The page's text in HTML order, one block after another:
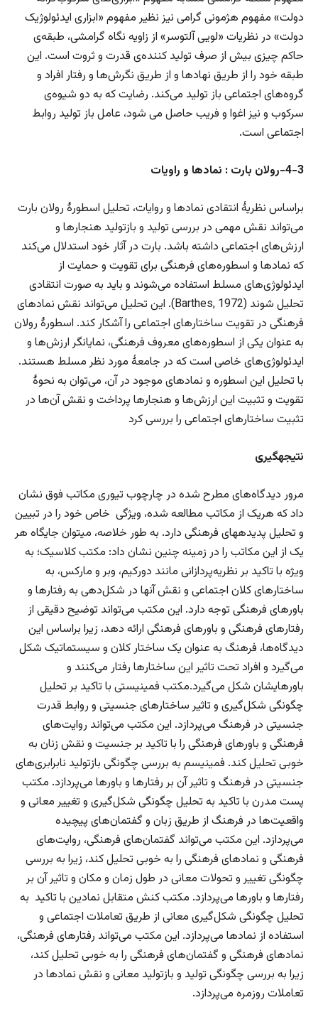
دولت» مفهوم هژمونی گرامی نیز نظیر مفهوم «ابزاری ایدئولوژیک
دولت» در نظریات «لویی آلتوسر» از زاویه نگاه گرامشی، طبقه‌ی
حاکم چیزی بیش از صرف تولید کننده‌ی قدرت و ثروت است. این
طبقه خود را از طریق نهادها و از طریق نگرش‌ها و رفتار افراد و
گروه‌های اجتماعی باز تولید می‌کند. رضایت که به دو شیوه‌ی
سرکوب و نیز اغوا و فریب حاصل می شود، عامل باز تولید روابط
اجتماعی است.
4-3-رولان بارت : نماد‌ها و راویات
براساس نظریهٔ انتقادی نمادها و روایات، تحلیل اسطورهٔ رولان بارت
می‌تواند نقش مهمی در بررسی تولید و بازتولید هنجارها و
ارزش‌های اجتماعی داشته باشد. بارت در آثار خود استدلال می‌کند
که نمادها و اسطوره‌های فرهنگی برای تقویت و حمایت از
ایدئولوژی‌های مسلط استفاده می‌شوند و باید به صورت انتقادی
تحلیل شوند (Barthes, 1972). این تحلیل می‌تواند نقش نمادهای
فرهنگی در تقویت ساختارهای اجتماعی را آشکار کند. اسطورهٔ رولان
به عنوان یکی از اسطوره‌های معروف فرهنگی، نمایانگر ارزش‌ها و
ایدئولوژی‌های خاصی است که در جامعهٔ مورد نظر مسلط هستند.
با تحلیل این اسطوره و نمادهای موجود در آن، می‌توان به نحوهٔ
تقویت و تثبیت این ارزش‌ها و هنجارها پرداخت و نقش آن‌ها در
تثبیت ساختارهای اجتماعی را بررسی کرد
نتیجه­گیری
مرور دیدگاه‌های مطرح شده در چارچوب تیوری مکاتب فوق نشان
داد که هریک از مکاتب مطالعه شده، ویژگی خاص خود را در تبیین
و تحلیل پدیده­های فرهنگی دارد. به طور خلاصه، می­توان جایگاه هر
یک از این مکاتب را در زمینه چنین نشان داد: مکتب کلاسیک؛ به
ویژه با تاکید بر نظریه‌پردازانی مانند دورکیم، وبر و مارکس، به
ساختارهای کلان اجتماعی و نقش آنها در شکل‌دهی به رفتارها و
باورهای فرهنگی توجه دارد. این مکتب می‌تواند توضیح دقیقی از
رفتارهای فرهنگی و باورهای فرهنگی ارائه دهد، زیرا براساس این
دیدگاه‌ها، فرهنگ به عنوان یک ساختار کلان و سیستماتیک شکل
می‌گیرد و افراد تحت تاثیر این ساختارها رفتار می‌کنند و
باورهایشان شکل می‌گیرد.مکتب فمینیستی با تاکید بر تحلیل
چگونگی شکل‌گیری و تاثیر ساختارهای جنسیتی و روابط قدرت
جنسیتی در فرهنگ می‌پردازد. این مکتب می‌تواند روایت‌های
فرهنگی و باورهای فرهنگی را با تاکید بر جنسیت و نقش زنان به
خوبی تحلیل کند. فمینیسم به بررسی چگونگی بازتولید نابرابری‌های
جنسیتی در فرهنگ و تاثیر آن بر رفتارها و باورها می‌پردازد. مکتب
پست مدرن با تاکید به تحلیل چگونگی شکل‌گیری و تغییر معانی و
واقعیت‌ها در فرهنگ از طریق زبان و گفتمان‌های پیچیده
می‌پردازد. این مکتب می‌تواند گفتمان‌های فرهنگی، روایت‌های
فرهنگی و نمادهای فرهنگی را به خوبی تحلیل کند، زیرا به بررسی
چگونگی تغییر و تحولات معانی در طول زمان و مکان و تاثیر آن بر
رفتارها و باورها می‌پردازد. مکتب کنش متقابل نمادین با تاکید به
تحلیل چگونگی شکل‌گیری معانی از طریق تعاملات اجتماعی و
استفاده از نمادها می‌پردازد. این مکتب می‌تواند رفتارهای فرهنگی،
نمادهای فرهنگی و گفتمان‌های فرهنگی را به خوبی تحلیل کند،
زیرا به بررسی چگونگی تولید و بازتولید معانی و نقش نمادها در
تعاملات روزمره می‌پردازد.